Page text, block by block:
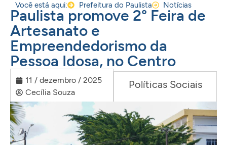
Você está aqui: Prefeitura do Paulista Notícias
Paulista promove 2° Feira de
Artesanato e
Empreendedorismo da
Pessoa Idosa, no Centro
11 / dezembro / 2025
Cecília Souza
Políticas Sociais